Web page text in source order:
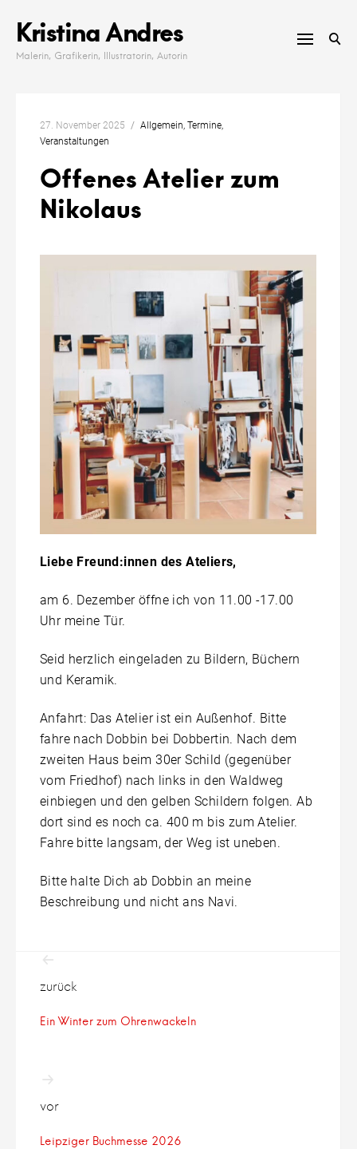
content
Kristina Andres
Malerin, Grafikerin, Illustratorin, Autorin
27. November 2025 Allgemein Termine
Veranstaltungen
Offenes Atelier zum
Nikolaus
Liebe Freund:innen des Ateliers,
am 6. Dezember öffne ich von 11.00 -17.00
Uhr meine Tür.
Seid herzlich eingeladen zu Bildern, Büchern
und Keramik.
Anfahrt: Das Atelier ist ein Außenhof. Bitte
fahre nach Dobbin bei Dobbertin. Nach dem
zweiten Haus beim 30er Schild (gegenüber
vom Friedhof) nach links in den Waldweg
einbiegen und den gelben Schildern folgen. Ab
dort sind es noch ca. 400 m bis zum Atelier.
Fahre bitte langsam, der Weg ist uneben.
Bitte halte Dich ab Dobbin an meine
Beschreibung und nicht ans Navi.
Beitragsnavigation
zurück
Ein Winter zum Ohrenwackeln
vor
Leipziger Buchmesse 2026